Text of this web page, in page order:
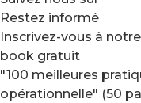
Restez informé
Inscrivez-vous à
book gratuit
"100 meilleures
opérationnelle" (50